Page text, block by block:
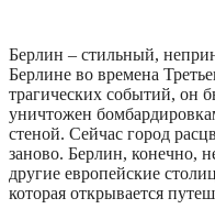
Берлин – стильный,
Берлине во времена
трагических событий, он
уничтожен
стеной. Сейчас город
заново. Берлин, конечно,
другие европейские
которая открывается